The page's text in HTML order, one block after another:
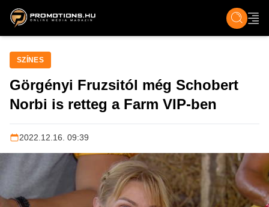
ZENE, FILM & KULT ÉLET TECH &
SZÍNES
Görgényi Fruzsitól még Schobert
Norbi is retteg a Farm VIP-ben
2022.12.16. 09:39